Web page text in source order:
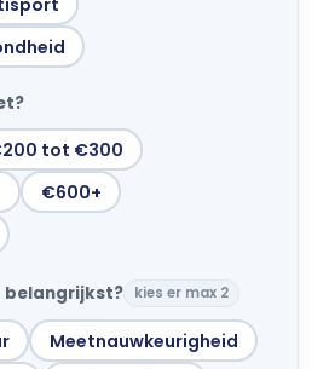
tot €300
€600+
belangrijkst? kies er max 2
Meetnauwkeurigheid